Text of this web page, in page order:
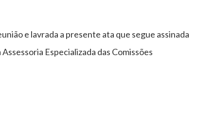
e lavrada a presente ata que segue assinada
Especializada das Comissões